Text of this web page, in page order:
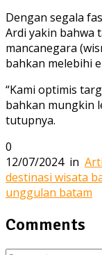
Dengan segala
Ardi yakin bahwa
mancanegara
bahkan melebihi
“Kami optimis
bahkan mungkin
tutupnya.
0
12/07/2024in
destinasi wisata
unggulan batam
Comments